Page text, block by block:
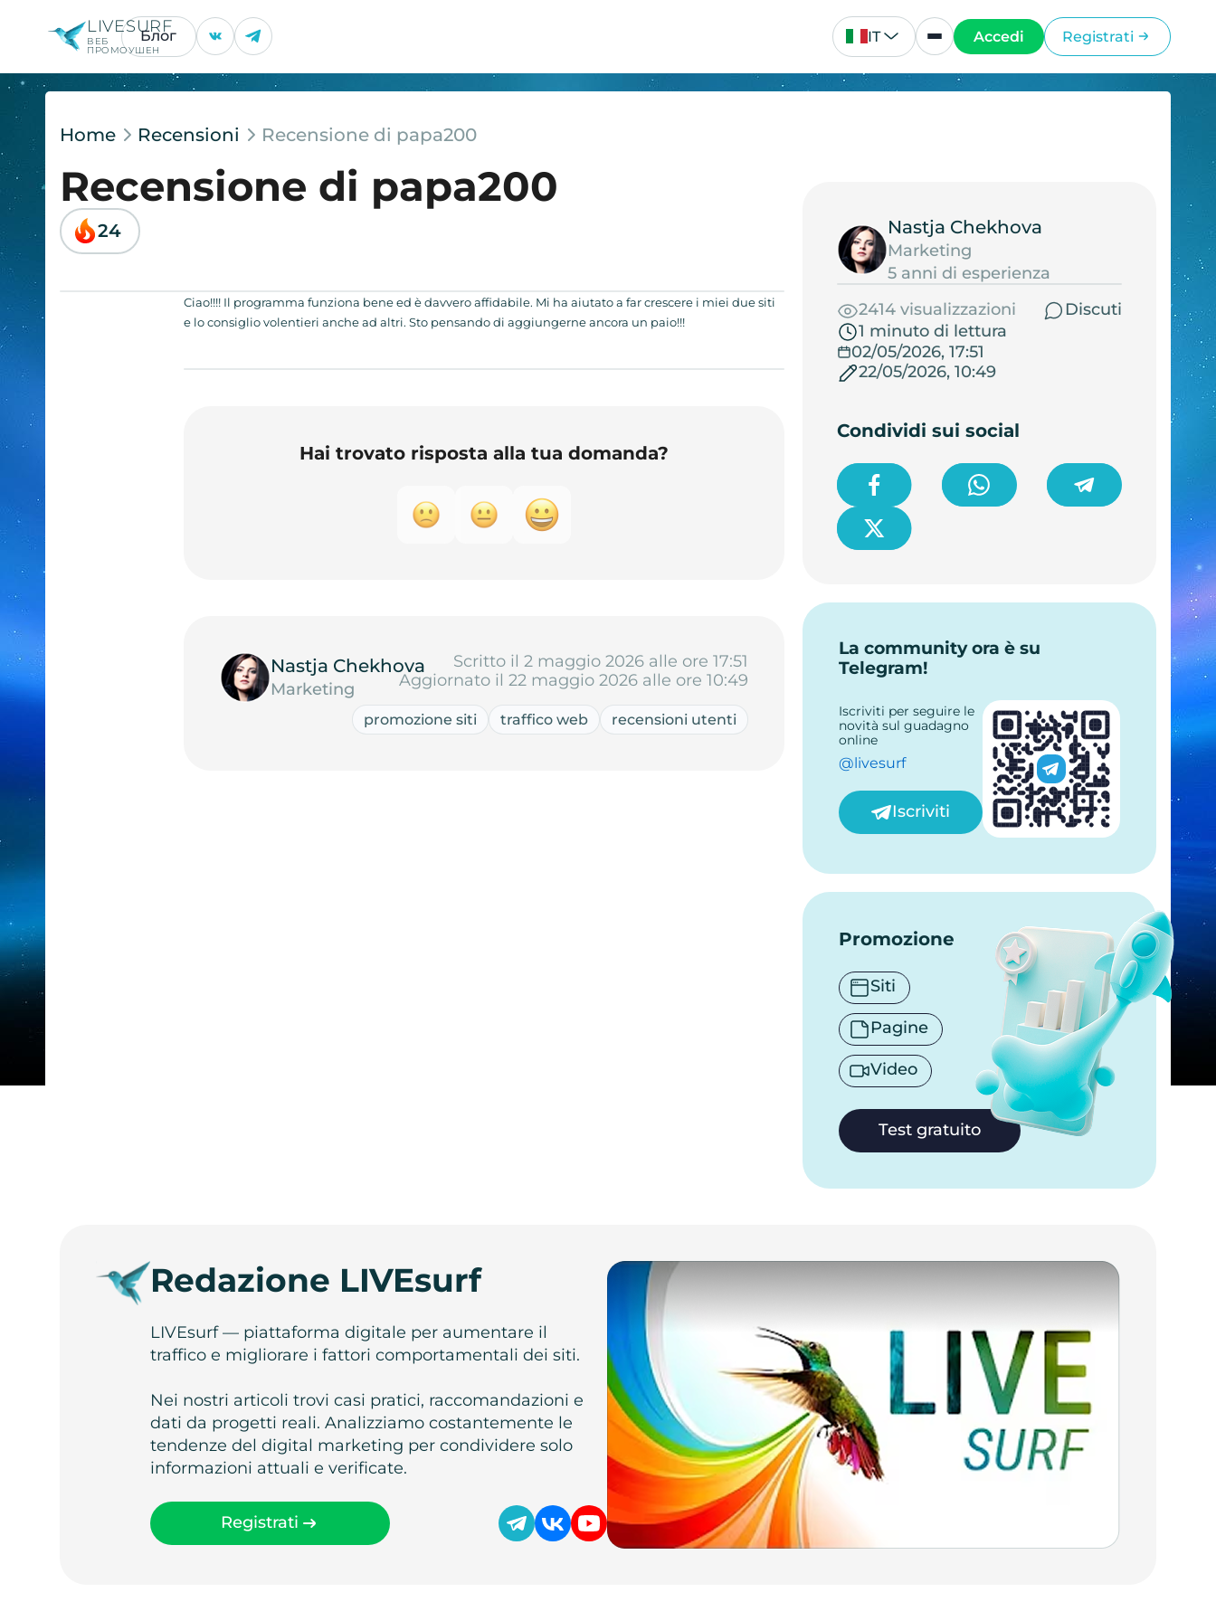
LIVESURF
ВЕБ
ПРОМОУШЕН
Блог IT Accedi Registrati
Home Recensioni Recensione di papa200
Recensione di papa200
24
Ciao!!!! Il programma funziona bene ed è davvero affidabile. Mi ha aiutato a far crescere i miei due siti
e lo consiglio volentieri anche ad altri. Sto pensando di aggiungerne ancora un paio!!!
Hai trovato risposta alla tua domanda?
Nastja Chekhova
Marketing
Scritto il 2 maggio 2026 alle ore 17:51
Aggiornato il 22 maggio 2026 alle ore 10:49
promozione siti traffico web recensioni utenti
Nastja Chekhova
Marketing
5 anni di esperienza
2414 visualizzazioni
Discuti
1 minuto di lettura
02/05/2026, 17:51
22/05/2026, 10:49
Condividi sui social
La community ora è su
Telegram!
Iscriviti per seguire le
novità sul guadagno
online
@livesurf
Iscriviti
Promozione
Siti
Pagine
Video
Test gratuito
Redazione LIVEsurf
LIVEsurf — piattaforma digitale per aumentare il
traffico e migliorare i fattori comportamentali dei siti.
Nei nostri articoli trovi casi pratici, raccomandazioni e
dati da progetti reali. Analizziamo costantemente le
tendenze del digital marketing per condividere solo
informazioni attuali e verificate.
Registrati